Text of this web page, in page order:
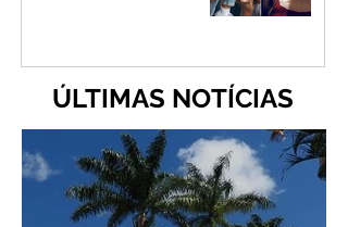
ÚLTIMAS NOTÍCIAS